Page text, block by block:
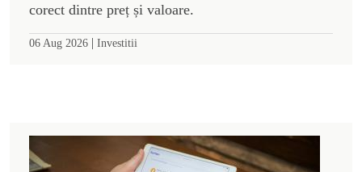
corect dintre preț și valoare.
06 Aug 2026 | Investitii